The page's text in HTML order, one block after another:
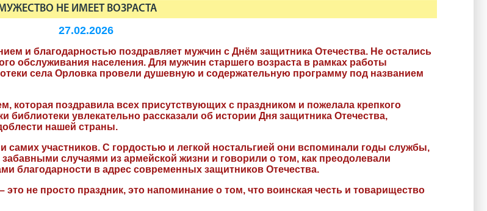
НЕ ИМЕЕТ ВОЗРАСТА
27.02.2026
и благодарностью поздравляет мужчин с Днём защитника Отечества. Не остались
обслуживания населения. Для мужчин старшего возраста в рамках работы
села Орловка провели душевную и содержательную программу под названием
которая поздравила всех присутствующих с праздником и пожелала крепкого
библиотеки увлекательно рассказали об истории Дня защитника Отечества,
нашей страны.
участников. С гордостью и легкой ностальгией они вспоминали годы службы,
случаями из армейской жизни и говорили о том, как преодолевали
благодарности в адрес современных защитников Отечества.
не просто праздник, это напоминание о том, что воинская честь и товарищество